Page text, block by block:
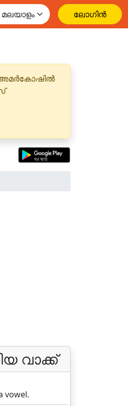
ലോഗിൻ
വാക്ക്
vowel.